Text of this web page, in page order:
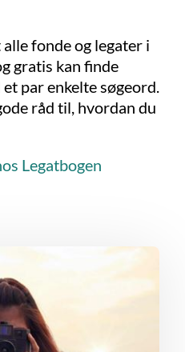
fonde og legater i
gratis kan finde
par enkelte søgeord.
råd til, hvordan du
Legatbogen